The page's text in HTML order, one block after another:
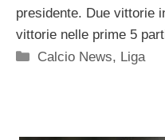
presidente. Due vittorie
vittorie nelle prime 5
Categorie
Calcio News, Liga